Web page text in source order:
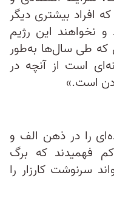
افراد بیشتری دیگر
و نخواهند این رژیم
که طی سال‌ها به‌طور
است از آنچه در
است.»
را در ذهن الف و
فهمیدند که برگ
سرنوشت کارزار را